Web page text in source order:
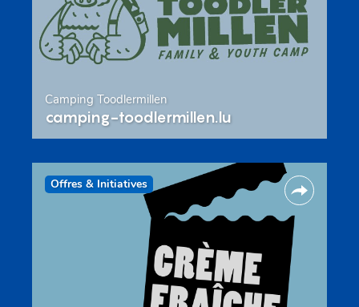
Camping Toodlermillen
camping-toodlermillen.lu
Offres & Initiatives